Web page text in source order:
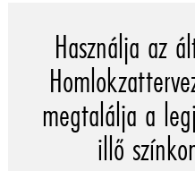
Használja az
megtalálja a
illő